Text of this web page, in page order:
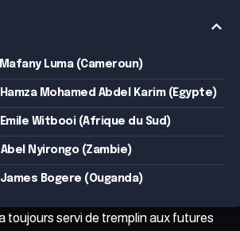
Mafany Luma (Cameroun)
Hamza Mohamed Abdel Karim (Egypte)
Emile Witbooi (Afrique du Sud)
Abel Nyirongo (Zambie)
James Bogere (Ouganda)
toujours servi de tremplin aux futures